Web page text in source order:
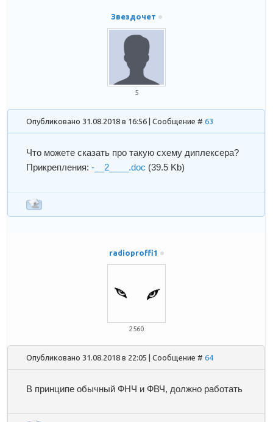
Звездочет
5
Опубликовано 31.08.2018 в 16:56 | Сообщение #63
Что можете сказать про такую схему диплексера?
Прикрепления:-__2____.doc (39.5 Kb)
radioproffi1
2560
Опубликовано 31.08.2018 в 22:05 | Сообщение #64
В принципе обычный ФНЧ и ФВЧ, должно работать